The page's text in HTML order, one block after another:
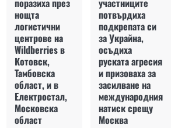
поразиха през
нощта
логистични
центрове на
Wildberries в
Котовск,
Тамбовска
област, и в
Електростал,
Московска
област
участниците
потвърдиха
подкрепата си
за Украйна,
осъдиха
руската агресия
и призоваха за
засилване на
международния
натиск срещу
Москва